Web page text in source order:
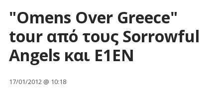
"Omens Over Greece"
tour από τους Sorrowful
Angels και E1EN
17/01/2012 @ 10:18